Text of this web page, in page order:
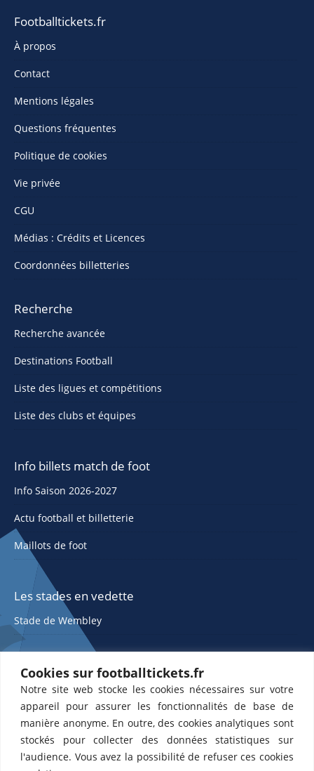
Cookies sur footballtickets.fr
Notre site web stocke les cookies nécessaires sur votre
appareil pour assurer les fonctionnalités de base de
manière anonyme. En outre, des cookies analytiques sont
stockés pour collecter des données statistiques sur
l'audience. Vous avez la possibilité de refuser ces cookies
Footballtickets.fr
À propos
Contact
Mentions légales
Questions fréquentes
Politique de cookies
Vie privée
CGU
Médias : Crédits et Licences
Coordonnées billetteries
Recherche
Recherche avancée
Destinations Football
Liste des ligues et compétitions
Liste des clubs et équipes
Info billets match de foot
Info Saison 2026-2027
Actu football et billetterie
Maillots de foot
Les stades en vedette
Stade de Wembley
ETTS 365 SL, Rambla de Catalunya 38, 8, 1, 08007 Barcelone, Espagne |